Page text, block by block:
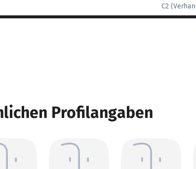
C2
Profilangaben